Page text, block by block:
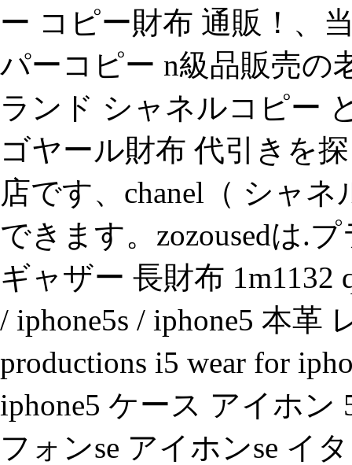
ー コピー財布 通販！、
パーコピー n級品販売の
ランド シャネルコピー
ゴヤール財布 代引きを
店です、chanel（ シャ
できます。zozousedは.
ギャザー 長財布 1m1132
/ iphone5s / iphone5 本革
productions i5 wear for
iphone5 ケース アイホン
フォンse アイホンse イ